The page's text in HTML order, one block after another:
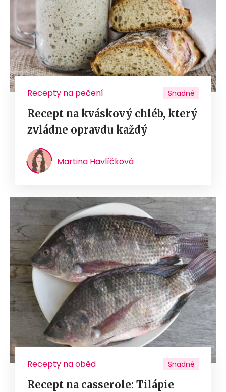
Recepty na pečení Snadné
Recept na kváskový chléb, který
zvládne opravdu každý
Martina Havlíčková
Recepty na oběd Snadné
Recept na casserole: Tilápie